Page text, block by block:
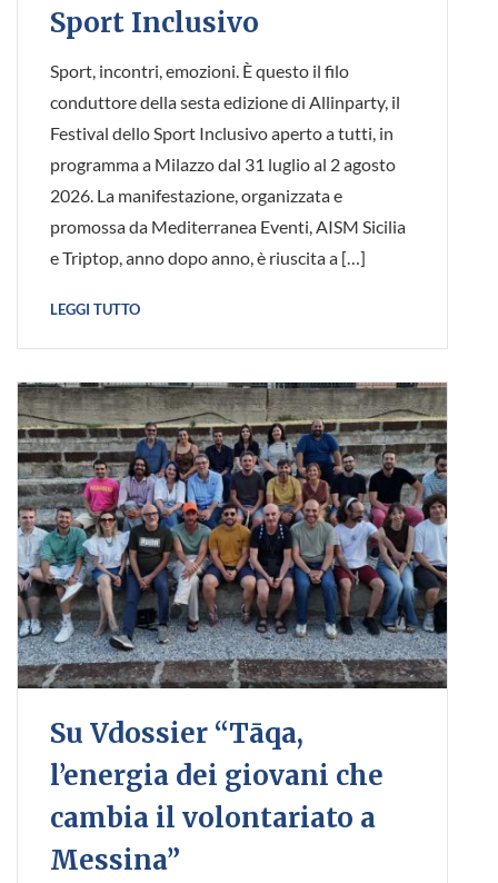
Sport Inclusivo
Sport, incontri, emozioni. È questo il filo
conduttore della sesta edizione di Allinparty, il
Festival dello Sport Inclusivo aperto a tutti, in
programma a Milazzo dal 31 luglio al 2 agosto
2026. La manifestazione, organizzata e
promossa da Mediterranea Eventi, AISM Sicilia
e Triptop, anno dopo anno, è riuscita a […]
LEGGI TUTTO
Su Vdossier “Tāqa,
l’energia dei giovani che
cambia il volontariato a
Messina”